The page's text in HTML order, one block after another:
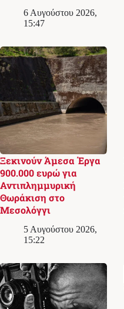
6 Αυγούστου 2026,
15:47
Ξεκινούν Άμεσα Έργα
900.000 ευρώ για
Αντιπλημμυρική
Θωράκιση στο
Μεσολόγγι
5 Αυγούστου 2026,
15:22